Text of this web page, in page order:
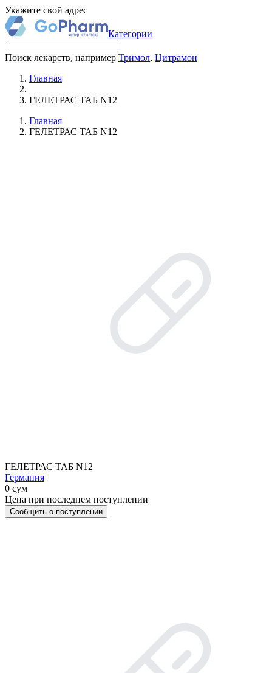
Укажите свой адрес
Категории
Поиск лекарств, например Тримол, Цитрамон
Главная
ГЕЛЕТРАС ТАБ N12
Главная
ГЕЛЕТРАС ТАБ N12
ГЕЛЕТРАС ТАБ N12
Германия
0 сум
Цена при последнем поступлении
Сообщить о поступлении